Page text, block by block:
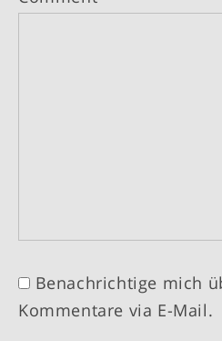
Benachrichtige mich
Kommentare via E-Mail.